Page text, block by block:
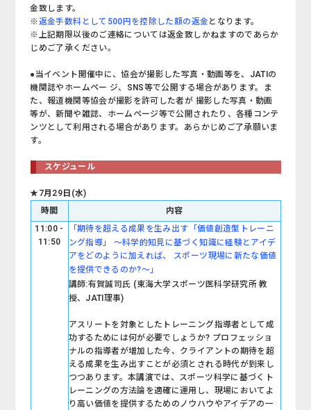
金致します。
※返金手数料として500円を控除した額の返金 となります。
※上記期限以後のご連絡については返金致しかねますのであらか
じめご了承ください。
●当イベント開催中に、協会が撮影した写真・動画等を、JATIの
機関誌やホームペー ジ、SNS等で公開する場合があります。ま
た、報道機関等協会が撮影を許可した者が 撮影した写真・動画
等が、新聞や雑誌、ホームページ等で公開されたり、各種コンテ
ンツとして利用される場合があります。あらかじめご了承願いま
す。
スケジュール
★7月29日(水)
時間
内容
11:00 -
11:50
「 期待を超える成果を生み出す「価値創造型トレーニ
ング指導」 ～科学的知見に基づく知識に経験とアイデ
アをどのように加えれば、 スポーツ現場に新たな価値
を提供できるのか?～ 」
講師:有賀誠司氏 (東海大学スポーツ医科学研究所 教
授、JATI理事)
アスリートを対象としたトレーニング指導者として成
功するためには何が必要でしょうか? プロフェッショ
ナルの指導者が増加した今、クライアントの期待を超
える成果を生み出すことが必須とされる時代が到来し
つつあります。本講演では、スポーツ科学に基づくト
レーニングの方法論を適確に運用し、現場においてよ
り高い価値を提供するためのノウハウやアイデアの一